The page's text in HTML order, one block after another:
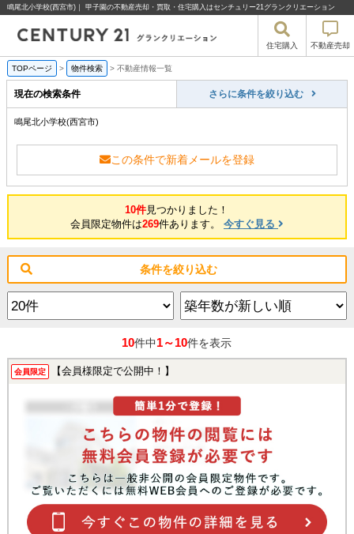
鳴尾北小学校(西宮市)｜ 甲子園の不動産売却・買取・住宅購入はセンチュリー21グランクリエーション
住宅購入 不動産売却
TOPページ > 物件検索 > 不動産情報一覧
現在の検索条件 さらに条件を絞り込む
鳴尾北小学校(西宮市)
この条件で新着メールを登録
10件見つかりました！
会員限定物件は269件あります。 今すぐ見る
条件を絞り込む
10件中1～10件を表示
会員限定 【会員様限定で公開中！】